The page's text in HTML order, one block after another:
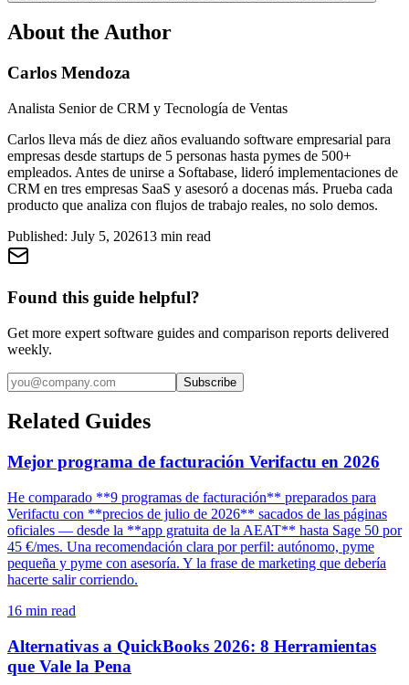
About the Author
Carlos Mendoza
Analista Senior de CRM y Tecnología de Ventas
Carlos lleva más de diez años evaluando software empresarial para
empresas desde startups de 5 personas hasta pymes de 500+
empleados. Antes de unirse a Softabase, lideró implementaciones de
CRM en tres empresas SaaS y asesoró a docenas más. Prueba cada
producto que analiza con flujos de trabajo reales, no solo demos.
Published: July 5, 202613 min read
Found this guide helpful?
Get more expert software guides and comparison reports delivered
weekly.
Subscribe
Related Guides
Mejor programa de facturación Verifactu en 2026
He comparado **9 programas de facturación** preparados para
Verifactu con **precios de julio de 2026** sacados de las páginas
oficiales — desde la **app gratuita de la AEAT** hasta Sage 50 por
45 €/mes. Una recomendación clara por perfil: autónomo, pyme
pequeña y pyme con asesoría. Y la frase de marketing que debería
hacerte salir corriendo.
16 min read
Alternativas a QuickBooks 2026: 8 Herramientas
que Vale la Pena